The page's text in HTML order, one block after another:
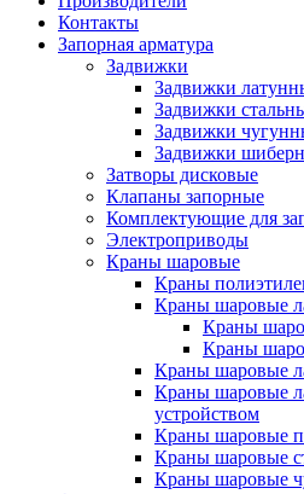
Контакты
Запорная арматура
Задвижки
Задвижки
Задвижки
Задвижки
Задвижки
Затворы дисковые
Клапаны запорные
Комплектующие для
Электроприводы
Краны шаровые
Краны
Краны шаровые
Краны
Краны
Краны шаровые
Краны шаровые
устройством
Краны шаровые
Краны шаровые
Краны шаровые